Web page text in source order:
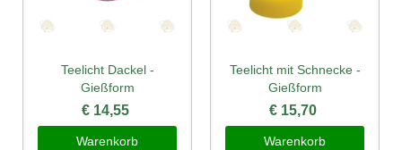
Teelicht Dackel -
Gießform
€ 14,55
Warenkorb
Teelicht mit Schnecke -
Gießform
€ 15,70
Warenkorb